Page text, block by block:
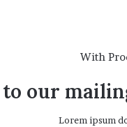
With
our
Lorem ipsum